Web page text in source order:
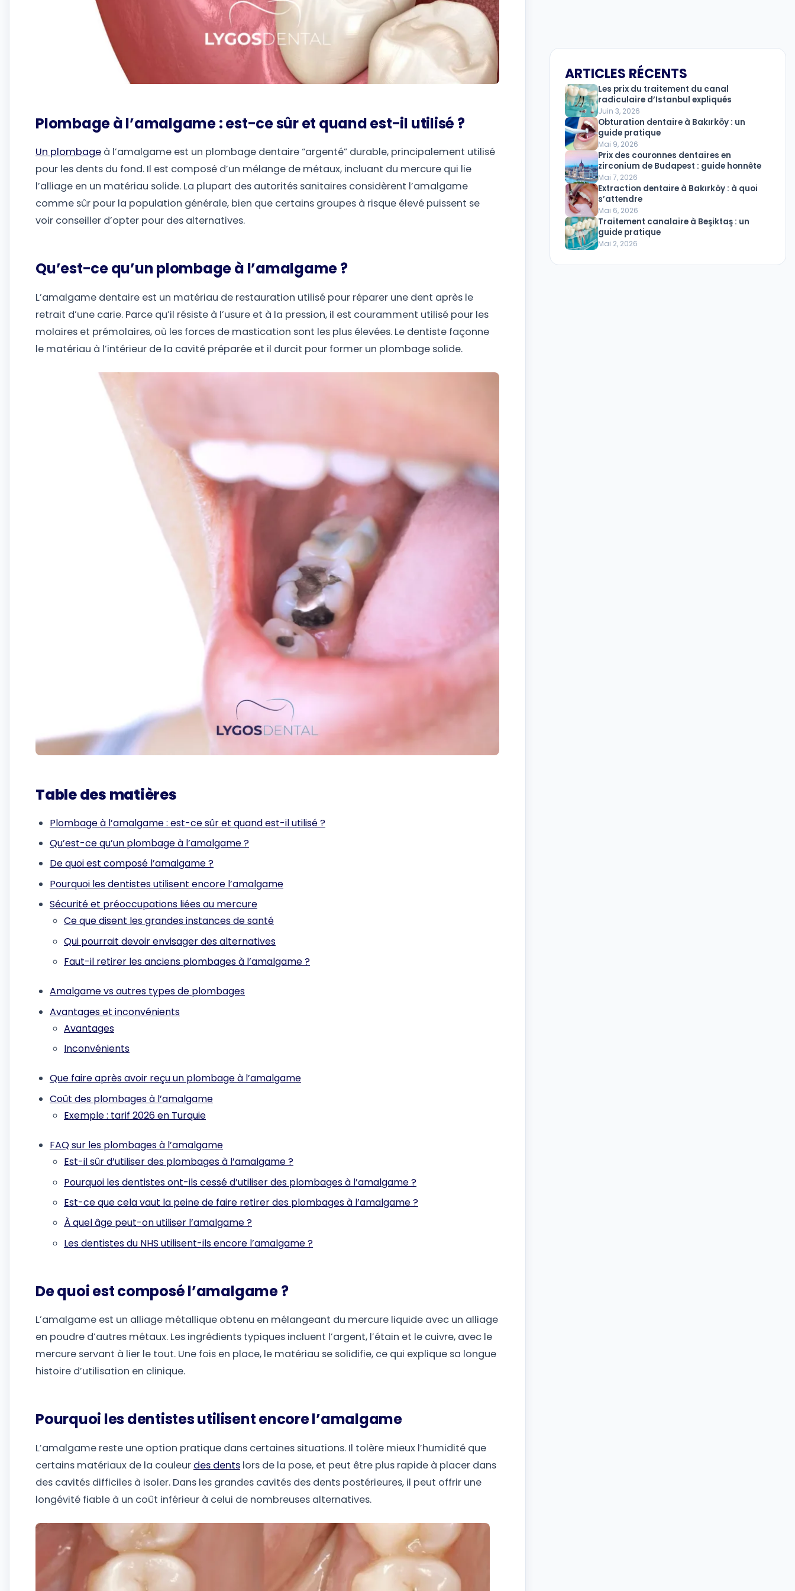
Plombage à l’amalgame : est-ce sûr et quand est-il utilisé ?
Un plombage à l’amalgame est un plombage dentaire “argenté” durable, principalement utilisé
pour les dents du fond. Il est composé d’un mélange de métaux, incluant du mercure qui lie
l’alliage en un matériau solide. La plupart des autorités sanitaires considèrent l’amalgame
comme sûr pour la population générale, bien que certains groupes à risque élevé puissent se
voir conseiller d’opter pour des alternatives.
Qu’est-ce qu’un plombage à l’amalgame ?
L’amalgame dentaire est un matériau de restauration utilisé pour réparer une dent après le
retrait d’une carie. Parce qu’il résiste à l’usure et à la pression, il est couramment utilisé pour les
molaires et prémolaires, où les forces de mastication sont les plus élevées. Le dentiste façonne
le matériau à l’intérieur de la cavité préparée et il durcit pour former un plombage solide.
Table des matières
Plombage à l’amalgame : est-ce sûr et quand est-il utilisé ?
Qu’est-ce qu’un plombage à l’amalgame ?
De quoi est composé l’amalgame ?
Pourquoi les dentistes utilisent encore l’amalgame
Sécurité et préoccupations liées au mercure
Ce que disent les grandes instances de santé
Qui pourrait devoir envisager des alternatives
Faut-il retirer les anciens plombages à l’amalgame ?
Amalgame vs autres types de plombages
Avantages et inconvénients
Avantages
Inconvénients
Que faire après avoir reçu un plombage à l’amalgame
Coût des plombages à l’amalgame
Exemple : tarif 2026 en Turquie
FAQ sur les plombages à l’amalgame
Est-il sûr d’utiliser des plombages à l’amalgame ?
Pourquoi les dentistes ont-ils cessé d’utiliser des plombages à l’amalgame ?
Est-ce que cela vaut la peine de faire retirer des plombages à l’amalgame ?
À quel âge peut-on utiliser l’amalgame ?
Les dentistes du NHS utilisent-ils encore l’amalgame ?
De quoi est composé l’amalgame ?
L’amalgame est un alliage métallique obtenu en mélangeant du mercure liquide avec un alliage
en poudre d’autres métaux. Les ingrédients typiques incluent l’argent, l’étain et le cuivre, avec le
mercure servant à lier le tout. Une fois en place, le matériau se solidifie, ce qui explique sa longue
histoire d’utilisation en clinique.
Pourquoi les dentistes utilisent encore l’amalgame
L’amalgame reste une option pratique dans certaines situations. Il tolère mieux l’humidité que
certains matériaux de la couleur des dents lors de la pose, et peut être plus rapide à placer dans
des cavités difficiles à isoler. Dans les grandes cavités des dents postérieures, il peut offrir une
longévité fiable à un coût inférieur à celui de nombreuses alternatives.
ARTICLES RÉCENTS
Les prix du traitement du canal
radiculaire d’Istanbul expliqués
Juin 3, 2026
Obturation dentaire à Bakırköy : un
guide pratique
Mai 9, 2026
Prix ​​​​des couronnes dentaires en
zirconium de Budapest : guide honnête
Mai 7, 2026
Extraction dentaire à Bakırköy : à quoi
s’attendre
Mai 6, 2026
Traitement canalaire à Beşiktaş : un
guide pratique
Mai 2, 2026